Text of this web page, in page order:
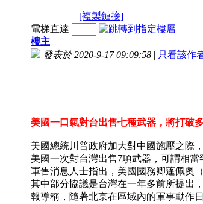
[複製鏈接]
電梯直達
樓主
發表於 2020-9-17 09:09:58 | 只看該作
美國一口氣對台出售七種武器，將打破
美國總統川普政府加大對中國施壓之際
美國一次對台灣出售7項武器，可謂相當
軍售消息人士指出，美國國務卿蓬佩奧
其中部分協議是台灣在一年多前所提出
報導稱，隨著北京在區域內的軍事動作